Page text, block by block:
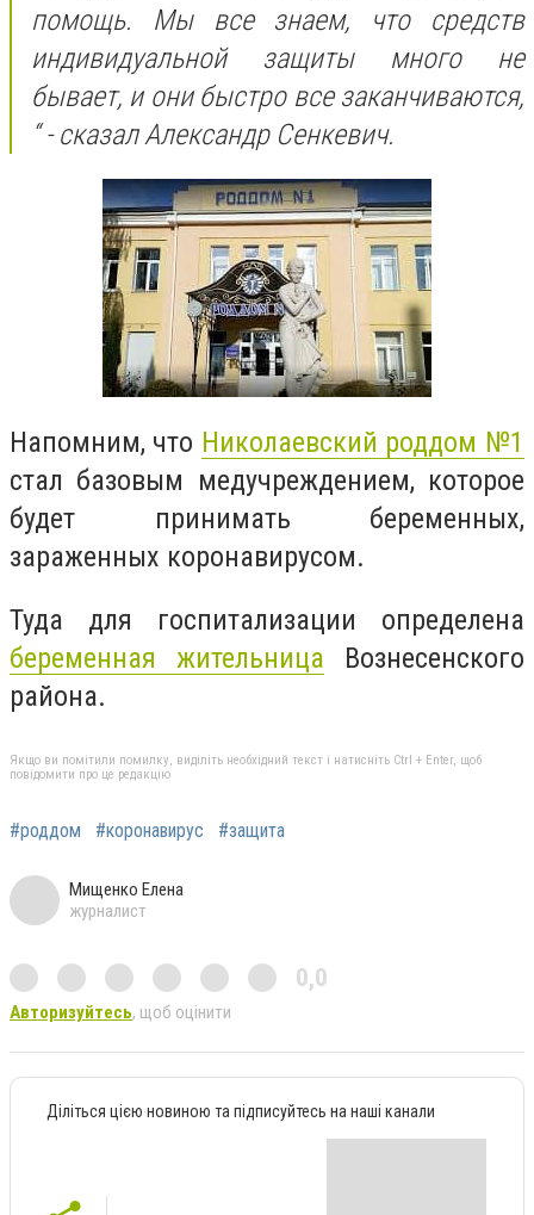
помощь. Мы все знаем, что средств
индивидуальной защиты много не
бывает, и они быстро все заканчиваются,
“ - сказал Александр Сенкевич.
Напомним, что Николаевский роддом №1
стал базовым медучреждением, которое
будет принимать беременных,
зараженных коронавирусом.
Туда для госпитализации определена
беременная жительница Вознесенского
района.
Якщо ви помітили помилку, виділіть необхідний текст і натисніть Ctrl + Enter, щоб
повідомити про це редакцію
#роддом #коронавирус #защита
Мищенко Елена
журналист
0,0
Авторизуйтесь, щоб оцінити
Діліться цією новиною та підписуйтесь на наші канали